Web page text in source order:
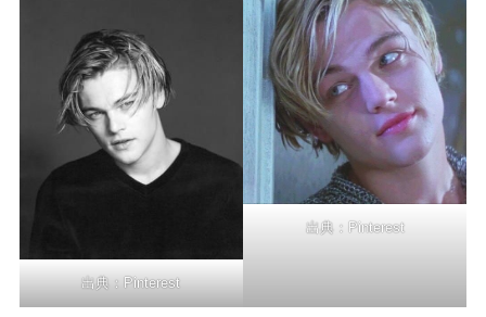
出典： Pinterest
出典： Pinterest